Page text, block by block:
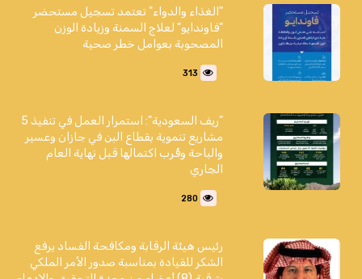
"الغذاء والدواء" تعتمد تسجيل مستحضر
"فاوندايو" لعلاج السمنة وزيادة الوزن
المصحوبة بعوامل خطر صحية
313
"ريف السعودية": استمرار العمل في تنفيذ 5
مشاريع تنموية بقطاع البن في جازان وعسير
والباحة وقُرب اكتمالها قبل نهاية العام
الجاري
280
رئيس هيئة الرقابة ومكافحة الفساد يرفع
الشكر للقيادة بمناسبة صدور الأمر الملكي